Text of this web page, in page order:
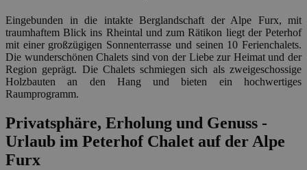
Eingebunden in die intakte Berglandschaft der Alpe Furx, mit
traumhaftem Blick ins Rheintal und zum Rätikon liegt der Peterhof
mit einer großzügigen Sonnenterrasse und seinen 10 Ferienchalets.
Die wunderschönen Chalets sind von der Liebe zur Heimat und der
Region geprägt. Die Chalets schmiegen sich als zweigeschossige
Holzbauten an den Hang und bieten ein hochwertiges
Raumprogramm.
Privatsphäre, Erholung und Genuss -
Urlaub im Peterhof Chalet auf der Alpe
Furx